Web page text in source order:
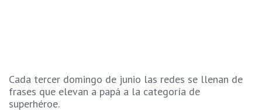
Cada tercer domingo de junio las redes se llenan de
frases que elevan a papá a la categoría de
superhéroe.